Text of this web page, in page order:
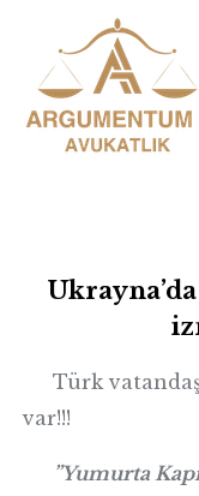
content
Türk
var!!!
”Yumurta